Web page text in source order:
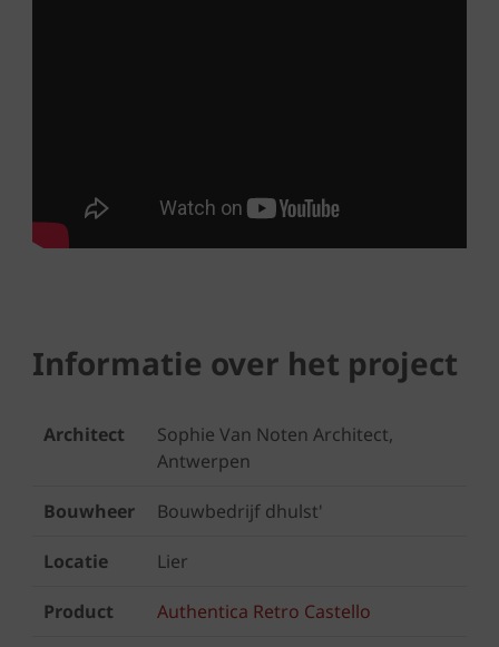
Informatie over het project
Architect
Sophie Van Noten Architect,
Antwerpen
Bouwheer Bouwbedrijf dhulst'
Locatie Lier
Product Authentica Retro Castello